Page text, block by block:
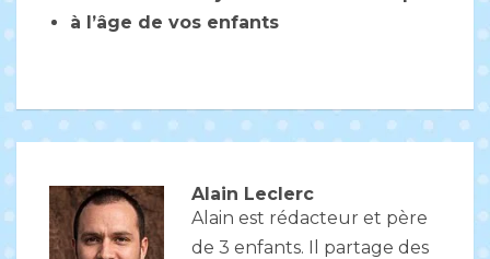
à l’âge de vos enfants
Alain Leclerc
Alain est rédacteur et père
de 3 enfants. Il partage des